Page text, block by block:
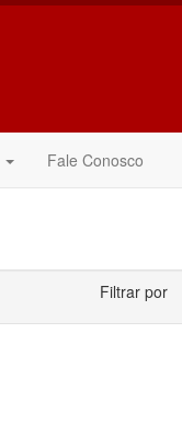
Fale Conosco
Filtrar por